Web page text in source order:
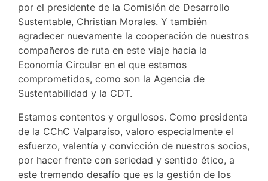
por el presidente de la Comisión de Desarrollo
Sustentable, Christian Morales. Y también
agradecer nuevamente la cooperación de nuestros
compañeros de ruta en este viaje hacia la
Economía Circular en el que estamos
comprometidos, como son la Agencia de
Sustentabilidad y la CDT.
Estamos contentos y orgullosos. Como presidenta
de la CChC Valparaíso, valoro especialmente el
esfuerzo, valentía y convicción de nuestros socios,
por hacer frente con seriedad y sentido ético, a
este tremendo desafío que es la gestión de los